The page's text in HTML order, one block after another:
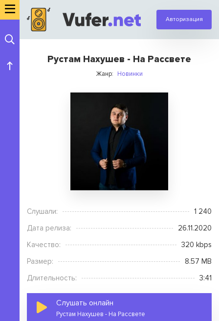
Авторизация
Рустам Нахушев - На Рассвете
Жанр: Новинки
Слушали:
1 240
Дата релиза:
26.11.2020
Качество:
320 kbps
Размер:
8.57 MB
Длительность:
3:41
Слушать онлайн
Рустам Нахушев - На Рассвете